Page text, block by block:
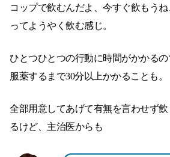
コップで飲むんだよ、今すぐ飲もう
ってようやく飲む感じ。
ひとつひとつの行動に時間がかかる
服薬するまで30分以上かかることも。
全部用意してあげて有無を言わせず
るけど、主治医からも